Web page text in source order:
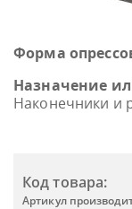
Форма
Назначение
Наконечники и
Код товара:
Артикул